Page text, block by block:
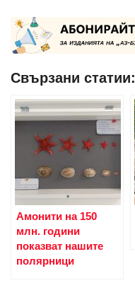
Свързани статии:
Амонити на 150
млн. години
показват нашите
полярници